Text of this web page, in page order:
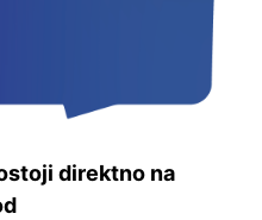
direktno na